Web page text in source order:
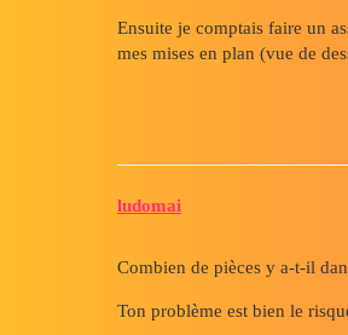
Ensuite je comptais faire un
mes mises en plan (vue de
ludomai
Combien de pièces y a-t-il
Ton problème est bien le